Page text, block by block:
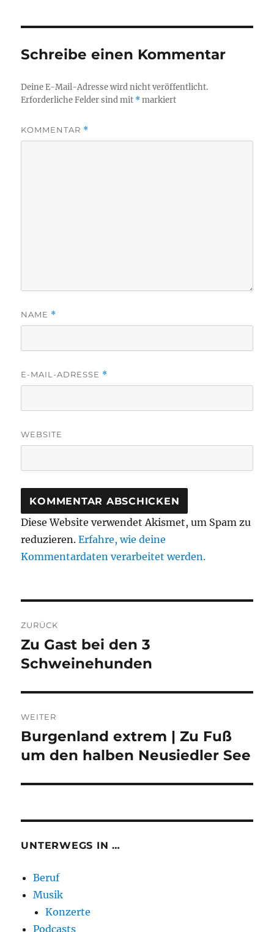
Schreibe einen Kommentar
Deine E-Mail-Adresse wird nicht veröffentlicht.
Erforderliche Felder sind mit *markiert
KOMMENTAR *
NAME *
E-MAIL-ADRESSE *
WEBSITE
Diese Website verwendet Akismet, um Spam zu
reduzieren.Erfahre, wie deine
Kommentardaten verarbeitet werden.
ZURÜCK
Vorheriger
Beitrag:
Zu Gast bei den 3
Schweinehunden
WEITER
Nächster
Beitrag:
Burgenland extrem | Zu Fuß
um den halben Neusiedler See
UNTERWEGS IN …
Beruf
Musik
Konzerte
Podcasts